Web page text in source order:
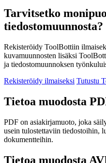
Tarvitsetko
tiedostomuunnosta?
Rekisteröidy ToolBottiin
kuvamuunnosten lisäksi
ja tiedostomuunnoksen
Rekisteröidy ilmaiseksi Tutustu
Tietoa muodosta
PDF on asiakirjamuoto, joka
usein tulostettaviin tiedostoihin,
dokumentteihin.
Tietoa muodosta